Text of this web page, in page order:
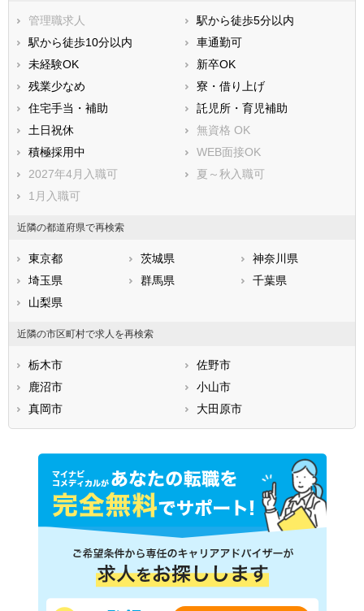
管理職求人
駅から徒歩5分以内
駅から徒歩10分以内
車通勤可
未経験OK
新卒OK
残業少なめ
寮・借り上げ
住宅手当・補助
託児所・育児補助
土日祝休
無資格 OK
積極採用中
WEB面接OK
2027年4月入職可
夏～秋入職可
1月入職可
近隣の都道府県で再検索
東京都 茨城県
神奈川県
埼玉県
群馬県
千葉県
山梨県
近隣の市区町村で求人を再検索
栃木市
佐野市
鹿沼市
小山市
真岡市
大田原市